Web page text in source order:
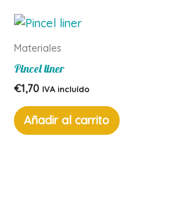
Materiales
Pincel liner
€1,70 IVA incluído
Añadir al carrito